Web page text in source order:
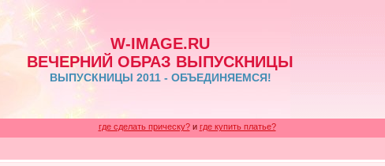
W-IMAGE.RU
ВЕЧЕРНИЙ ОБРАЗ ВЫПУСКНИЦЫ
ВЫПУСКНИЦЫ 2011 - ОБЪЕДИНЯЕМСЯ!
где сделать прическу?и где купить платье?